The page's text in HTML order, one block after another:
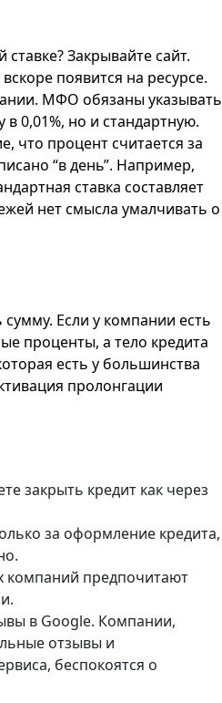
Закрывайте сайт.
появится на ресурсе.
МФО обязаны указывать
0,01%, но и стандартную.
что процент считается за
“в день”. Например,
ставка составляет
нет смысла умалчивать о
Если у компании есть
проценты, а тело кредита
есть у большинства
пролонгации
закрыть кредит как через
за оформление кредита,
компаний предпочитают
в Google. Компании,
отзывы и
беспокоятся о